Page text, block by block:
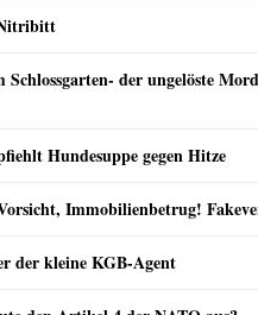
Schlossgarten- der ungelöste
Hundesuppe gegen Hitze
Immobilienbetrug!
der kleine KGB-Agent